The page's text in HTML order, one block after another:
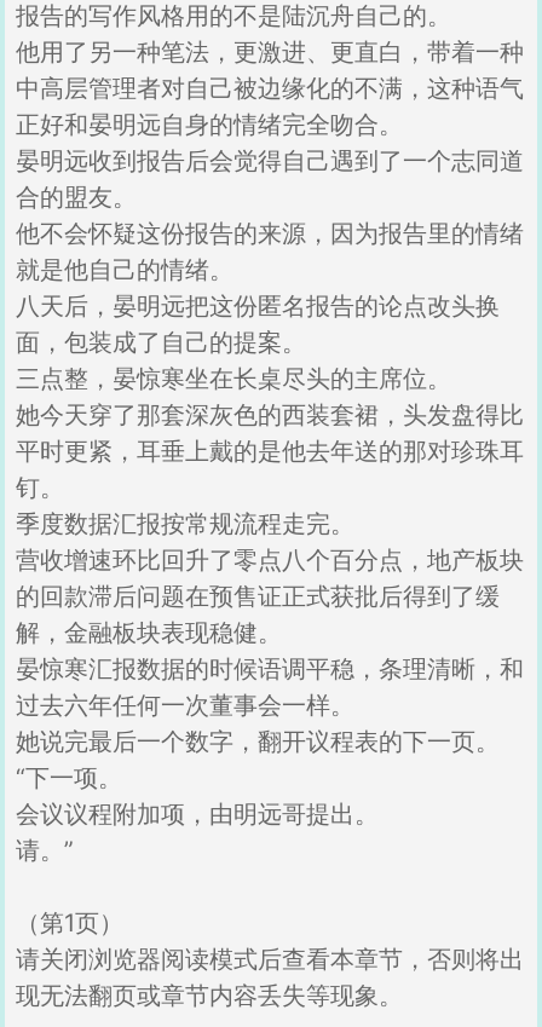
报告的写作风格用的不是陆沉舟自己的。
他用了另一种笔法，更激进、更直白，带着一种
中高层管理者对自己被边缘化的不满，这种语气
正好和晏明远自身的情绪完全吻合。
晏明远收到报告后会觉得自己遇到了一个志同道
合的盟友。
他不会怀疑这份报告的来源，因为报告里的情绪
就是他自己的情绪。
八天后，晏明远把这份匿名报告的论点改头换
面，包装成了自己的提案。
三点整，晏惊寒坐在长桌尽头的主席位。
她今天穿了那套深灰色的西装套裙，头发盘得比
平时更紧，耳垂上戴的是他去年送的那对珍珠耳
钉。
季度数据汇报按常规流程走完。
营收增速环比回升了零点八个百分点，地产板块
的回款滞后问题在预售证正式获批后得到了缓
解，金融板块表现稳健。
晏惊寒汇报数据的时候语调平稳，条理清晰，和
过去六年任何一次董事会一样。
她说完最后一个数字，翻开议程表的下一页。
“下一项。
会议议程附加项，由明远哥提出。
请。”
（第1页）
请关闭浏览器阅读模式后查看本章节，否则将出
现无法翻页或章节内容丢失等现象。